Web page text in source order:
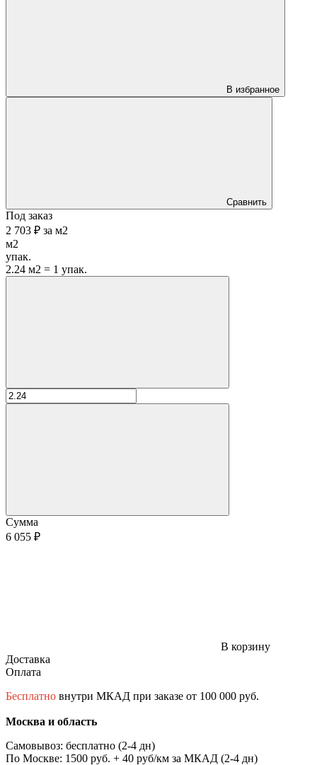
В избранное
Сравнить
Под заказ
2 703 ₽ за м2
м2
упак.
2.24 м2 = 1 упак.
Сумма
6 055 ₽
В корзину
Доставка
Оплата
Бесплатно внутри МКАД при заказе от 100 000 руб.
Москва и область
Самовывоз: бесплатно (2-4 дн)
По Москве: 1500 руб. + 40 руб/км за МКАД (2-4 дн)